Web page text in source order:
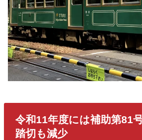
令和11年度には補助第81
踏切も減少